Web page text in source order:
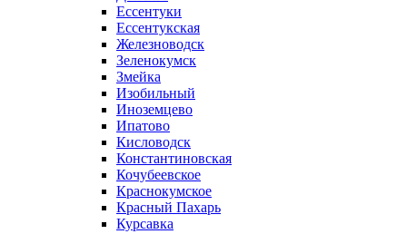
Ессентуки
Ессентукская
Железноводск
Зеленокумск
Змейка
Изобильный
Иноземцево
Ипатово
Кисловодск
Константиновская
Кочубеевское
Краснокумское
Красный Пахарь
Курсавка